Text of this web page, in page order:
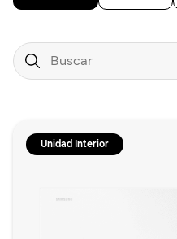
Descubrir
Unidad Interior